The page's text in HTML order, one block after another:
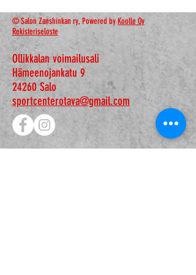
© Salon Zanshinkan ry, Powered byKoolle Oy
Rekisteriseloste
Ollikkalan voimailusali
Hämeenojankatu 9
24260 Salo
sportcenterotava@gmail.com